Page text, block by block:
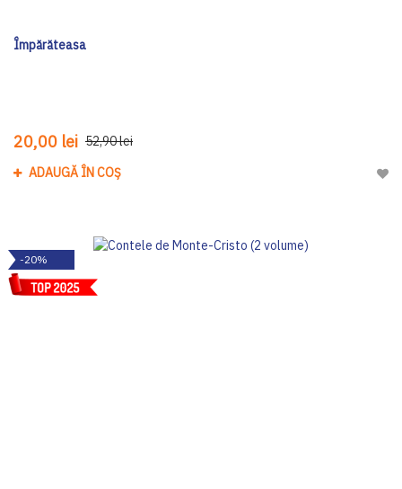
Împărăteasa
20,00 lei 52,90 lei
ADAUGĂ ÎN COȘ
-20%